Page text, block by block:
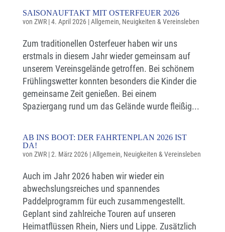
SAISONAUFTAKT MIT OSTERFEUER 2026
von ZWR|4. April 2026|Allgemein, Neuigkeiten & Vereinsleben
Zum traditionellen Osterfeuer haben wir uns
erstmals in diesem Jahr wieder gemeinsam auf
unserem Vereinsgelände getroffen. Bei schönem
Frühlingswetter konnten besonders die Kinder die
gemeinsame Zeit genießen. Bei einem
Spaziergang rund um das Gelände wurde fleißig...
AB INS BOOT: DER FAHRTENPLAN 2026 IST
DA!
von ZWR|2. März 2026|Allgemein, Neuigkeiten & Vereinsleben
Auch im Jahr 2026 haben wir wieder ein
abwechslungsreiches und spannendes
Paddelprogramm für euch zusammengestellt.
Geplant sind zahlreiche Touren auf unseren
Heimatflüssen Rhein, Niers und Lippe. Zusätzlich